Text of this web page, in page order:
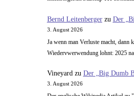
Bernd Leitenbergerzu Der
3. August 2026
Ja wenn man Verluste macht, dann
Wiedervwerwendung lohnt: 2025
Vineyardzu Der „Big Dumb
3. August 2026